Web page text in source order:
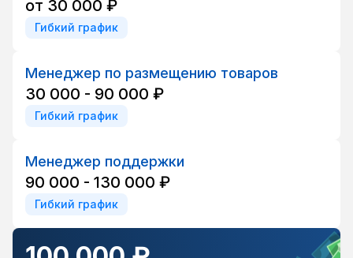
от 30 000 ₽
Гибкий график
Менеджер по размещению товаров
30 000 - 90 000 ₽
Гибкий график
Менеджер поддержки
90 000 - 130 000 ₽
Гибкий график